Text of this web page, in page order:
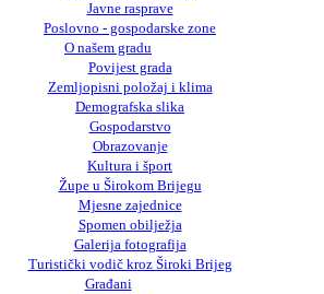
Javne rasprave
Poslovno - gospodarske zone
O našem gradu
Povijest grada
Zemljopisni položaj i klima
Demografska slika
Gospodarstvo
Obrazovanje
Kultura i šport
Župe u Širokom Brijegu
Mjesne zajednice
Spomen obilježja
Galerija fotografija
Turistički vodič kroz Široki Brijeg
Građani